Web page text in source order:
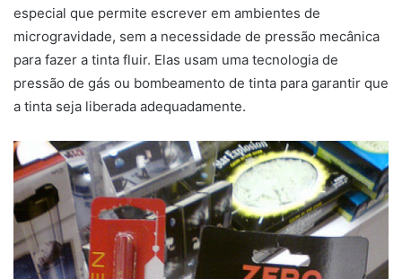
especial que permite escrever em ambientes de
microgravidade, sem a necessidade de pressão mecânica
para fazer a tinta fluir. Elas usam uma tecnologia de
pressão de gás ou bombeamento de tinta para garantir que
a tinta seja liberada adequadamente.